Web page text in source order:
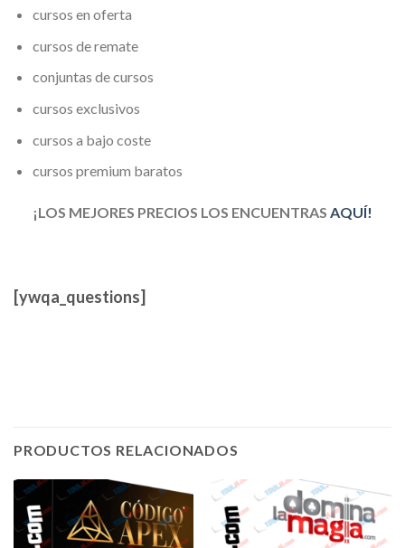
cursos en oferta
cursos de remate
conjuntas de cursos
cursos exclusivos
cursos a bajo coste
cursos premium baratos
¡LOS MEJORES PRECIOS LOS ENCUENTRAS AQUÍ!
[ywqa_questions]
PRODUCTOS RELACIONADOS